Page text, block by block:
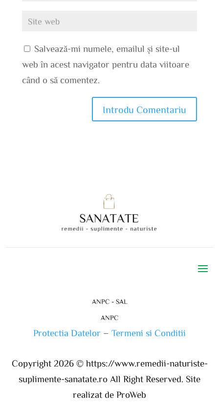
Salvează-mi numele, emailul și site-ul
web în acest navigator pentru data viitoare
când o să comentez.
ANPC - SAL
ANPC
Protectia Datelor – Termeni si Conditii
Copyright 2026 ©https://www.remedii-naturiste-
suplimente-sanatate.ro All Right Reserved. Site
realizat de ProWeb